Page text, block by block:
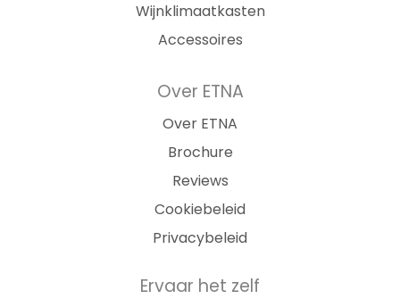
Wijnklimaatkasten
Accessoires
Over ETNA
Over ETNA
Brochure
Reviews
Cookiebeleid
Privacybeleid
Ervaar het zelf